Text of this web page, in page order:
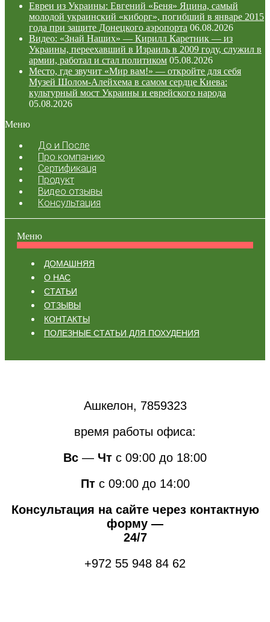
Евреи из Украины: Евгений «Беня» Яцина, самый
молодой украинский «киборг», погибший в январе 2015
года при защите Донецкого аэропорта 06.08.2026
Видео: «Знай Наших» — Кирилл Каретник — из
Украины, переехавший в Израиль в 2009 году, служил в
армии, работал и стал политиком 05.08.2026
Место, где звучит «Мир вам!» — откройте для себя
Музей Шолом-Алейхема в самом сердце Киева:
культурный мост Украины и еврейского народа
05.08.2026
Меню
До и После
Про компанию
Сертификаця
Продукт
Видео отзывы
Консультация
Меню
ДОМАШНЯЯ
О НАС
СТАТЬИ
ОТЗЫВЫ
КОНТАКТЫ
ПОЛЕЗНЫЕ СТАТЬИ ДЛЯ ПОХУДЕНИЯ
Ашкелон, 7859323
время работы офиса:
Вс — Чт с 09:00 до 18:00
Птс 09:00 до 14:00
Консультация на сайте через контактную
форму —
24/7
+972 55 948 84 62